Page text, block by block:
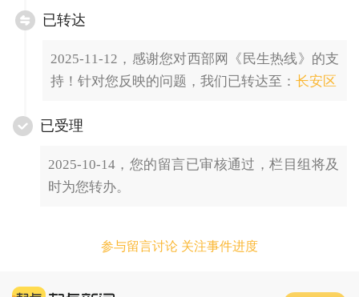
已转达
2025-11-12，感谢您对西部网《民生热线》的支
持！针对您反映的问题，我们已转达至： 长安区
已受理
2025-10-14，您的留言已审核通过，栏目组将及
时为您转办。
参与留言讨论 关注事件进度